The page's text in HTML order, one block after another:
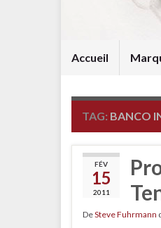
Accueil
TAG: BANCO
FÉV
15
2011
DeSteve Fuhrmann